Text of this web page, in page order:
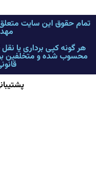
تمام حقوق این سایت
هر گونه کپی برداری یا
محسوب شده و متخلفین
پشتیبانی: